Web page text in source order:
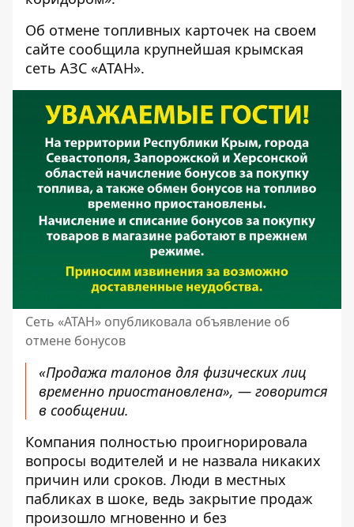
Об отмене топливных карточек на своем
сайте сообщила крупнейшая крымская
сеть АЗС «АТАН».
Сеть «АТАН» опубликовала объявление об
отмене бонусов
«Продажа талонов для физических лиц
временно приостановлена», — говорится
в сообщении.
Компания полностью проигнорировала
вопросы водителей и не назвала никаких
причин или сроков. Люди в местных
пабликах в шоке, ведь закрытие продаж
произошло мгновенно и без